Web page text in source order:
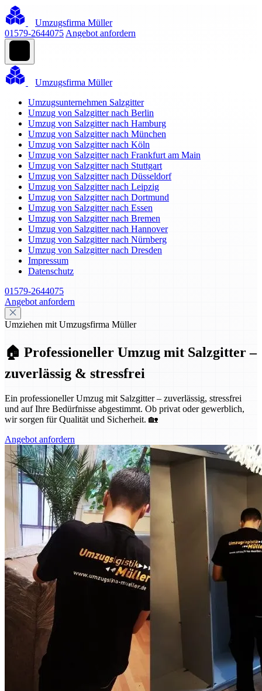
Umzugsfirma Müller
01579-2644075 Angebot anfordern
Umzugsfirma Müller
Umzugsunternehmen Salzgitter
Umzug von Salzgitter nach Berlin
Umzug von Salzgitter nach Hamburg
Umzug von Salzgitter nach München
Umzug von Salzgitter nach Köln
Umzug von Salzgitter nach Frankfurt am Main
Umzug von Salzgitter nach Stuttgart
Umzug von Salzgitter nach Düsseldorf
Umzug von Salzgitter nach Leipzig
Umzug von Salzgitter nach Dortmund
Umzug von Salzgitter nach Essen
Umzug von Salzgitter nach Bremen
Umzug von Salzgitter nach Hannover
Umzug von Salzgitter nach Nürnberg
Umzug von Salzgitter nach Dresden
Impressum
Datenschutz
01579-2644075
Angebot anfordern
Umziehen mit Umzugsfirma Müller
🏠 Professioneller Umzug mit Salzgitter –
zuverlässig & stressfrei
Ein professioneller Umzug mit Salzgitter – zuverlässig, stressfrei
und auf Ihre Bedürfnisse abgestimmt. Ob privat oder gewerblich,
wir sorgen für Qualität und Sicherheit. 🏡
Angebot anfordern